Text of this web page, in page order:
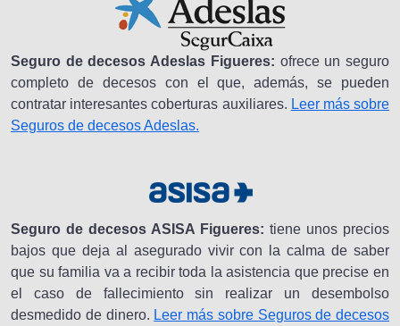
Seguro de decesos Adeslas Figueres: ofrece un seguro
completo de decesos con el que, además, se pueden
contratar interesantes coberturas auxiliares. Leer más sobre
Seguros de decesos Adeslas.
Seguro de decesos ASISA Figueres: tiene unos precios
bajos que deja al asegurado vivir con la calma de saber
que su familia va a recibir toda la asistencia que precise en
el caso de fallecimiento sin realizar un desembolso
desmedido de dinero. Leer más sobre Seguros de decesos